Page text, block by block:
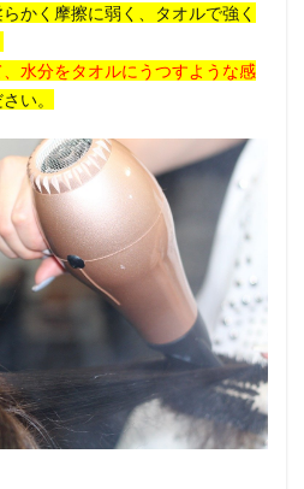
かく摩擦に弱く、タオルで強く
水分をタオルにうつすような感
い。